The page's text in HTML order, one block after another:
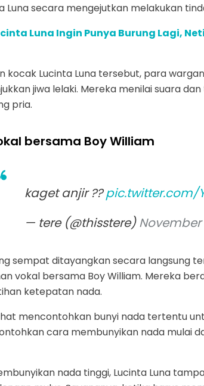
Luna secara mengejutkan melakukan
Luna Ingin Punya Burung Lagi,
kocak Lucinta Luna tersebut, para
jiwa lelaki. Mereka menilai suara
pria.
bersama Boy William
kaget anjir ??pic.twitter.com/
— tere (@thisstere)November
sempat ditayangkan secara langsung
vokal bersama Boy William. Mereka
ketepatan nada.
mencontohkan bunyi nada tertentu
cara membunyikan nada mulai
nada tinggi, Lucinta Luna